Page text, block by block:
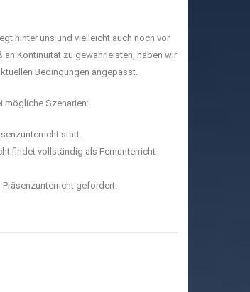
hinter uns und vielleicht auch noch vor
an Kontinuität zu gewährleisten, haben wir
Bedingungen angepasst.
mögliche Szenarien:
statt.
findet vollständig als Fernunterricht
gefordert.